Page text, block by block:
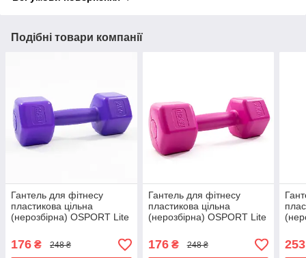
Подібні товари компанії
Гантель для фітнесу
пластикова цільна
(нерозбірна) OSPORT Lite
176 ₴ 248 ₴
Гантель для фітнесу
пластикова цільна
(нерозбірна) OSPORT Lite
176₴ 248 ₴ 253